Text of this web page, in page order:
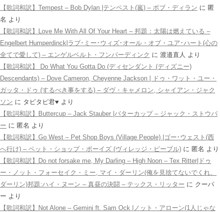
【歌詞和訳】Tempest – Bob Dylan |テンペスト(嵐) – ボブ・ディラン に 匿
名 より
【歌詞和訳】Love Me With All Of Your Heart – 邦題：太陽は燃えている –
Engelbert Humperdinck|ラブ･ミー･ウィズ･オール・オブ・ユア･ハート(心の
全てで愛して) – エンゲルベルト・フンパーディンク に 渡邉直人 より
【歌詞和訳】 Do What You Gotta Do (ディセンダント (ディズニー)
Descendants) – Dove Cameron, Cheyenne Jackson | ドゥ・ワット・ユー・
ガッタ・ドゥ (するべき事をする) – ダヴ・キャメロン, シャイアン・ジャク
ソン に タピタピ君♥️ より
【歌詞和訳】Buttercup – Jack Stauber |バターカップ – ジャック・ストウバ
ー に 匿名 より
【歌詞和訳】Go West – Pet Shop Boys (Village People) |ゴー･ウェスト(西
へ行け) – ペット・ショップ・ボーイズ (ヴィレッジ・ピープル) に 匿名 より
【歌詞和訳】Do not forsake me, My Darling – High Noon – Tex Ritter|ドゥ
ー・ノット・フォーセイク・ミー, マイ・ダーリン(俺を見捨てないでくれ、
ダーリン)邦題:ハイ・ヌーン – 真昼の決闘 – テックス・リッター に クーパ
ー より
【歌詞和訳】Not Alone – Gemini ft. Sam Ock |ノット・アローン(1人じゃな